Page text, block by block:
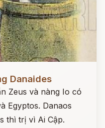
Danaides
Zeus và nàng Io có
Egyptos. Danaos
thì trị vì Ai Cập.